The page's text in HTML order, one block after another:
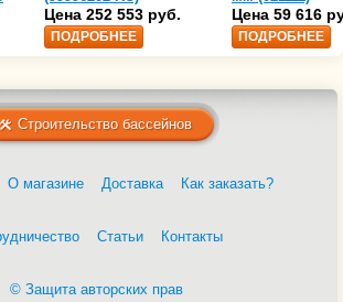
Цена 252 553 руб.
ПОДРОБНЕЕ
Цена 59 616
ПОДРОБНЕЕ
Строительство бассейнов
О магазине Доставка Как заказать?
Статьи Контакты
© Защита авторских прав